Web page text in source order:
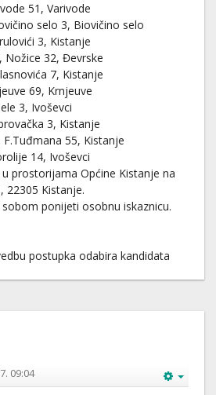
51, Varivode
selo 3, Biovičino selo
3, Kistanje
Nožice 32, Đevrske
7, Kistanje
69, Krnjeuve
3, Ivoševci
3, Kistanje
55, Kistanje
14, Ivoševci
prostorijama Općine Kistanje na
22305 Kistanje.
ponijeti osobnu iskaznicu.
postupka odabira kandidata
09:04